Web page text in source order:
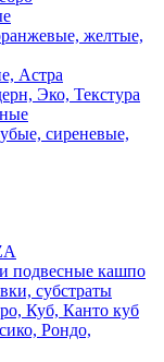
желтые,
Астра
Эко, Текстура
сиреневые,
подвесные кашпо
субстраты
Куб, Канто куб
Рондо,